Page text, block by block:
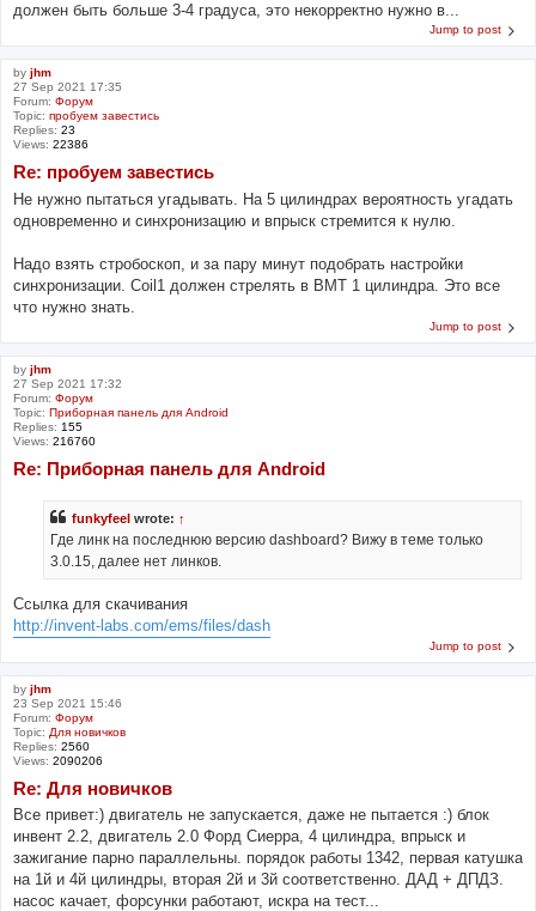
должен быть больше 3-4 градуса, это некорректно нужно в...
Jump to post
by jhm
27 Sep 2021 17:35
Forum: Форум
Topic: пробуем завестись
Replies: 23
Views: 22386
Re: пробуем завестись
Не нужно пытаться угадывать. На 5 цилиндрах вероятность угадать
одновременно и синхронизацию и впрыск стремится к нулю.
Надо взять стробоскоп, и за пару минут подобрать настройки
синхронизации. Coil1 должен стрелять в ВМТ 1 цилиндра. Это все
что нужно знать.
Jump to post
by jhm
27 Sep 2021 17:32
Forum: Форум
Topic: Приборная панель для Android
Replies: 155
Views: 216760
Re: Приборная панель для Android
funkyfeel wrote: ↑
Где линк на последнюю версию dashboard? Вижу в теме только
3.0.15, далее нет линков.
Ссылка для скачивания
http://invent-labs.com/ems/files/dash
Jump to post
by jhm
23 Sep 2021 15:46
Forum: Форум
Topic: Для новичков
Replies: 2560
Views: 2090206
Re: Для новичков
Все привет:) двигатель не запускается, даже не пытается :) блок
инвент 2.2, двигатель 2.0 Форд Сиерра, 4 цилиндра, впрыск и
зажигание парно параллельны. порядок работы 1342, первая катушка
на 1й и 4й цилиндры, вторая 2й и 3й соответственно. ДАД + ДПДЗ.
насос качает, форсунки работают, искра на тест...